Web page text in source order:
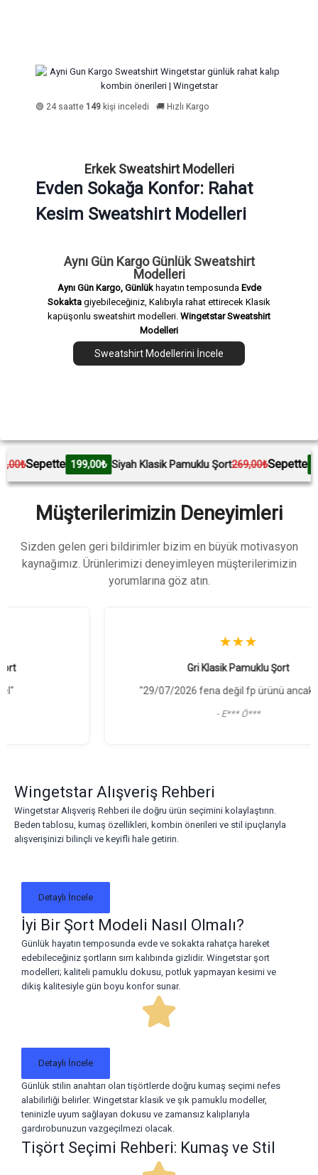
🟢 24 saatte 149 kişi inceledi 🚚 Hızlı Kargo
Erkek Sweatshirt Modelleri
Evden Sokağa Konfor: Rahat
Kesim Sweatshirt Modelleri
Aynı Gün Kargo Günlük Sweatshirt
Modelleri
Aynı Gün Kargo, Günlükhayatın temposunda Evde
Sokakta giyebileceğiniz, Kalıbıyla rahat ettirecek Klasik
kapüşonlu sweatshirt modelleri. Wingetstar Sweatshirt
Modelleri
Sweatshirt Modellerini İncele
199,00₺ Siyah Klasik Pamuklu Şort269,00₺Sepette 199,00₺
Müşterilerimizin Deneyimleri
Sizden gelen geri bildirimler bizim en büyük motivasyon
kaynağımız. Ürünlerimizi deneyimleyen müşterilerimizin
yorumlarına göz atın.
Gri Klasik Pamuklu Şort
"29/07/2026 fena değil fp ürünü ancak yani"
Wingetstar Alışveriş Rehberi
Wingetstar Alışveriş Rehberi ile doğru ürün seçimini kolaylaştırın.
Beden tablosu, kumaş özellikleri, kombin önerileri ve stil ipuçlarıyla
alışverişinizi bilinçli ve keyifli hale getirin.
Detaylı İncele
İyi Bir Şort Modeli Nasıl Olmalı?
Günlük hayatın temposunda evde ve sokakta rahatça hareket
edebileceğiniz şortların sırrı kalıbında gizlidir. Wingetstar şort
modelleri; kaliteli pamuklu dokusu, potluk yapmayan kesimi ve
dikiş kalitesiyle gün boyu konfor sunar.
Detaylı İncele
Günlük stilin anahtarı olan tişörtlerde doğru kumaş seçimi nefes
alabilirliği belirler. Wingetstar klasik ve şık pamuklu modeller,
teninizle uyum sağlayan dokusu ve zamansız kalıplarıyla
gardırobunuzun vazgeçilmezi olacak.
Tişört Seçimi Rehberi: Kumaş ve Stil